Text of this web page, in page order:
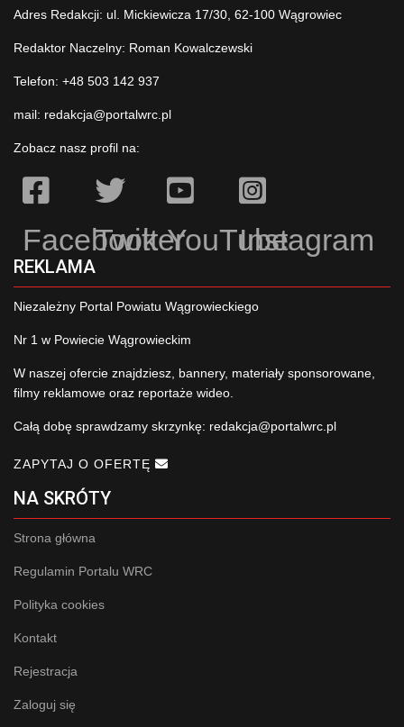
Adres Redakcji: ul. Mickiewicza 17/30, 62-100 Wągrowiec
Redaktor Naczelny: Roman Kowalczewski
Telefon: +48 503 142 937
mail: redakcja@portalwrc.pl
Zobacz nasz profil na:
Facebook
TwitterYouTubeInstagram
REKLAMA
Niezależny Portal Powiatu Wągrowieckiego
Nr 1 w Powiecie Wągrowieckim
W naszej ofercie znajdziesz, bannery, materiały sponsorowane,
filmy reklamowe oraz reportaże wideo.
Całą dobę sprawdzamy skrzynkę: redakcja@portalwrc.pl
ZAPYTAJ O OFERTĘ
NA SKRÓTY
Strona główna
Regulamin Portalu WRC
Polityka cookies
Kontakt
Rejestracja
Zaloguj się